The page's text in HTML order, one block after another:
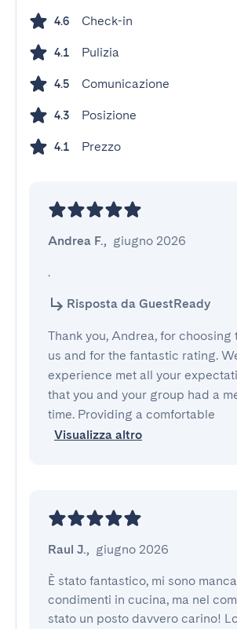
4.6 Check-in
4.1 Pulizia
4.5 Comunicazione
4.3 Posizione
4.1 Prezzo
Andrea F., giugno 2026
.
Risposta da GuestReady
Thank you, Andrea, for choosing
us and for the fantastic rating.
experience met all your
that you and your group had a
time. Providing a comfortable
Visualizza altro
Raul J., giugno 2026
È stato fantastico, mi sono
condimenti in cucina, ma nel
stato un posto davvero carino!